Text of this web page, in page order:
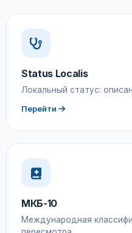
Status Localis
Локальный статус:
Перейти
МКБ-10
Международная